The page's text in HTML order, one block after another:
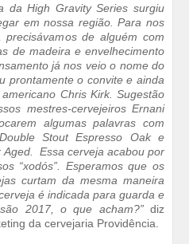
da High Gravity Series surgiu
em nossa região. Para nos
precisávamos de alguém com
de madeira e envelhecimento
já nos veio o nome do
prontamente o convite e ainda
Chris Kirk. Sugestão
mestres-cervejeiros Ernani
algumas palavras com
Stout Espresso Oak e
Essa cerveja acabou por
“xodós”. Esperamos que os
curtam da mesma maneira
é indicada para guarda e
2017, o que acham?”diz
da cervejaria Providência.